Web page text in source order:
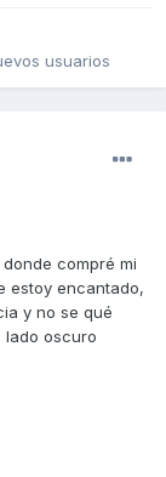
usuarios
compré mi
estoy encantado,
y no se qué
lado oscuro